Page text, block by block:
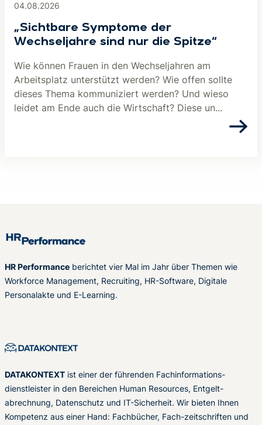
04.08.2026
„Sichtbare Symptome der
Wechseljahre sind nur die Spitze“
Wie können Frauen in den Wechseljahren am
Arbeitsplatz unterstützt werden? Wie offen sollte
dieses Thema kommuniziert werden? Und wieso
leidet am Ende auch die Wirtschaft? Diese un...
HR Performance berichtet vier Mal im Jahr über Themen wie
Workforce Management, Recruiting, HR-Software, Digitale
Personalakte und E-Learning.
DATAKONTEXT ist einer der führenden Fachinformations-
dienstleister in den Bereichen Human Resources, Entgelt-
abrechnung, Datenschutz und IT-Sicherheit. Wir bieten Ihnen
Kompetenz aus einer Hand: Fachbücher, Fach-zeitschriften und